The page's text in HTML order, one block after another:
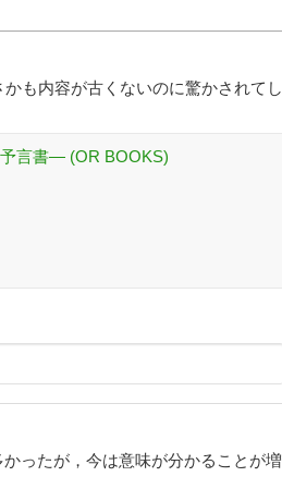
も内容が古くないのに驚かされてし
言書— (OR BOOKS)
ったが，今は意味が分かることが増